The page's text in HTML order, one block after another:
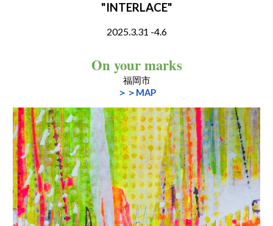
"INTERLACE"
2025.3.31 -4.6
On your marks
福岡市
＞＞MAP